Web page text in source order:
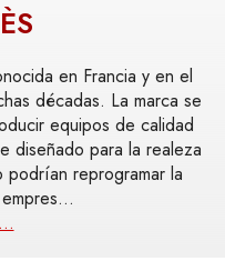
en Francia y en el
décadas. La marca se
equipos de calidad
diseñado para la realeza
podrían reprogramar la
...